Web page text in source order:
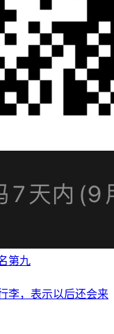
第九
李，表示以后还会来